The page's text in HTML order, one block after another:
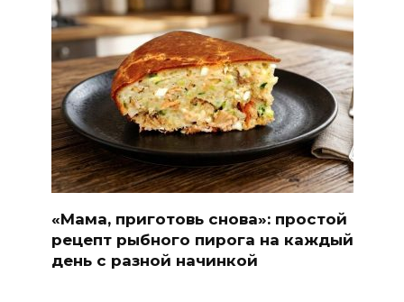
«Мама, приготовь снова»: простой
рецепт рыбного пирога на каждый
день с разной начинкой